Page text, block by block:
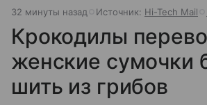
32 минуты назад Источник: Hi-Tech Mail
Крокодилы
женские сумочки
шить из грибов